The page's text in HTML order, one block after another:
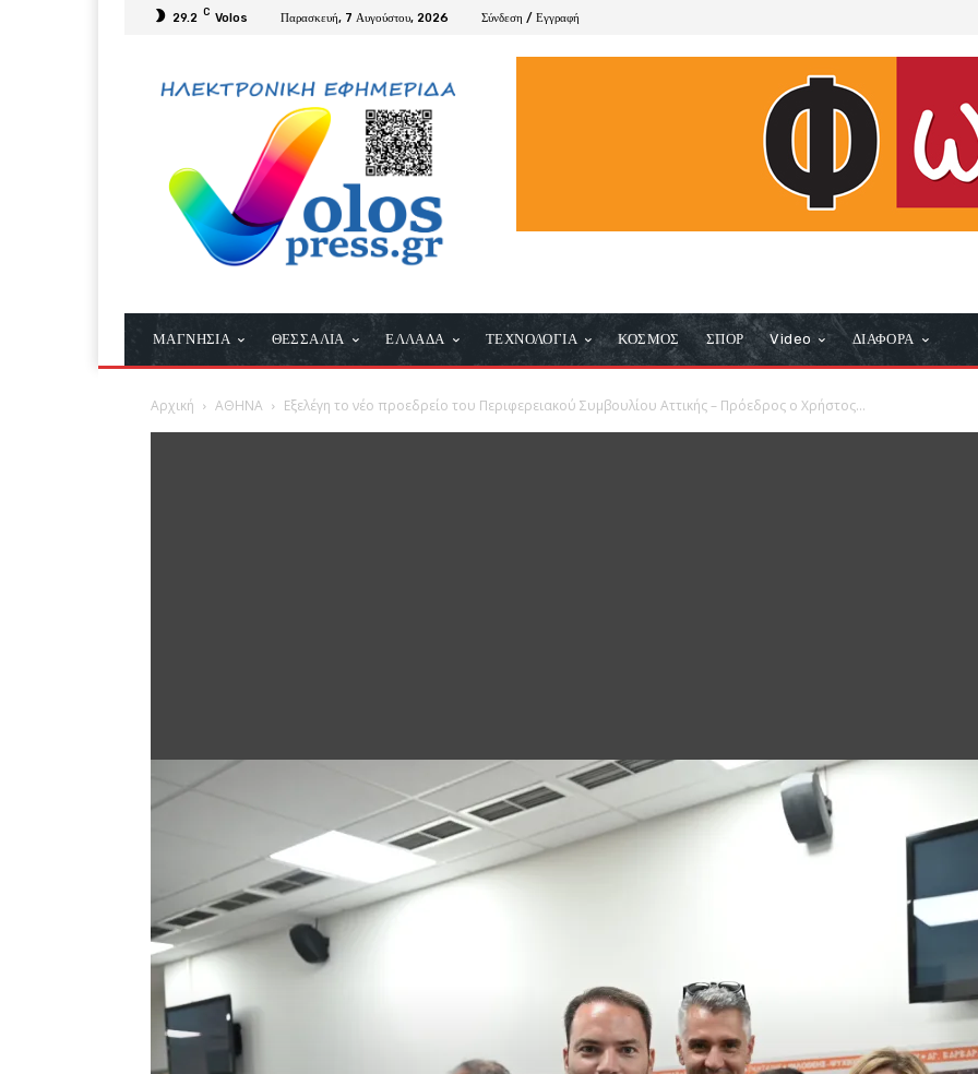
29.2 C Volos Παρασκευή, 7 Αυγούστου, 2026 Σύνδεση / Εγγραφή
ΜΑΓΝΗΣΙΑ ΘΕΣΣΑΛΙΑ ΕΛΛΑΔΑ ΤΕΧΝΟΛΟΓΙΑ ΚΟΣΜΟΣ ΣΠΟΡ Video ΔΙΑΦΟΡΑ
Αρχική ΑΘΗΝΑ Εξελέγη το νέο προεδρείο του Περιφερειακού Συμβουλίου Αττικής – Πρόεδρος ο Χρήστος...